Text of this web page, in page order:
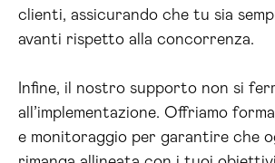
clienti, assicurando che tu sia
avanti rispetto alla concorrenza.
Infine, il nostro supporto non si
all’implementazione. Offriamo
e monitoraggio per garantire che